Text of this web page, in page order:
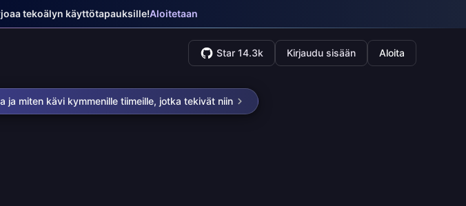
tekoälyn käyttötapauksille!Aloitetaan
Star 14.3k Kirjaudu sisään Aloita
ja miten kävi kymmenille tiimeille, jotka tekivät niin